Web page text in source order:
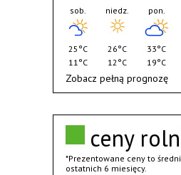
ceny
*Prezentowane ceny to
ostatnich 6 miesięcy.
sob.
25°C
11°C
niedz.
26°C
12°C
pon.
33°C
19°C
Zobacz pełną prognozę